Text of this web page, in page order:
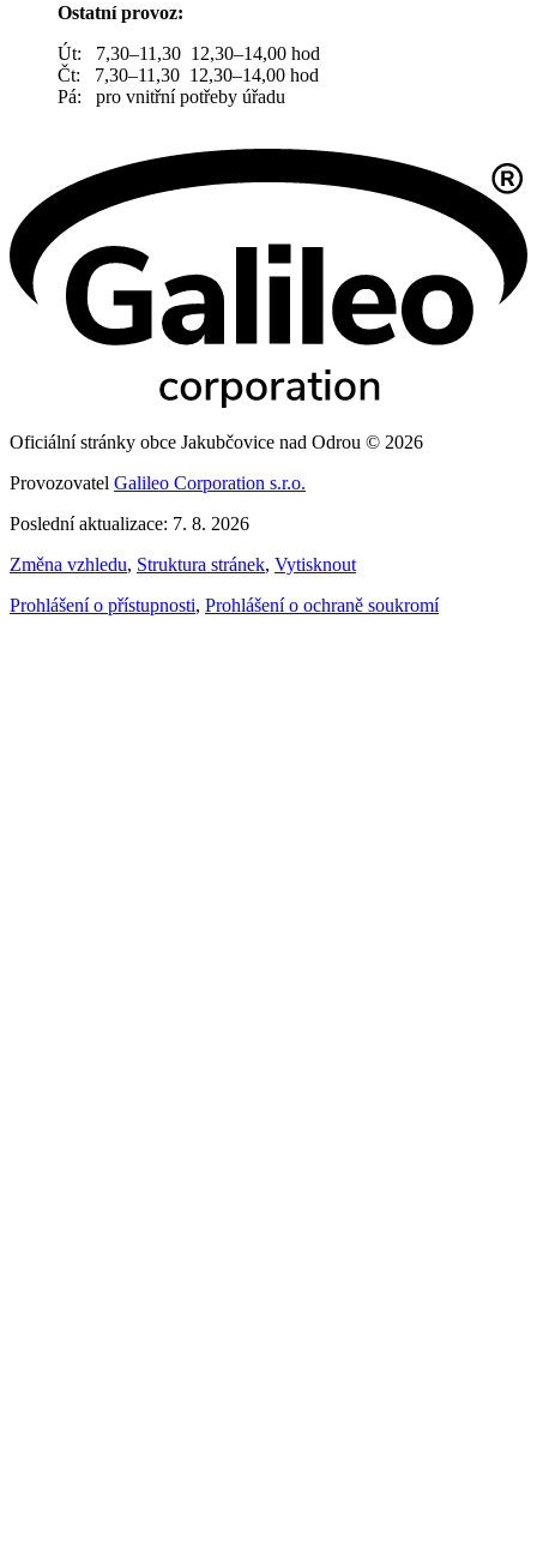
Ostatní provoz:
Út: 7,30–11,30 12,30–14,00 hod
Čt: 7,30–11,30 12,30–14,00 hod
Pá: pro vnitřní potřeby úřadu
Oficiální stránky obce Jakubčovice nad Odrou © 2026
Provozovatel Galileo Corporation s.r.o.
Poslední aktualizace: 7. 8. 2026
Změna vzhledu, Struktura stránek, Vytisknout
Prohlášení o přístupnosti, Prohlášení o ochraně soukromí